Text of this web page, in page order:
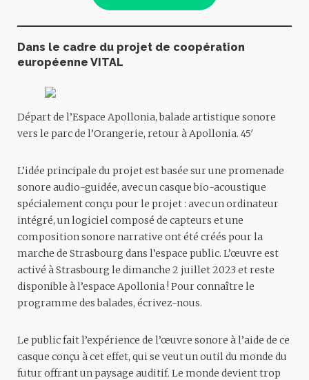
Dans le cadre du projet de coopération
européenne VITAL
Départ de l’Espace Apollonia, balade artistique sonore
vers le parc de l’Orangerie, retour à Apollonia. 45′
L’idée principale du projet est basée sur une promenade
sonore audio-guidée, avec un casque bio-acoustique
spécialement conçu pour le projet : avec un ordinateur
intégré, un logiciel composé de capteurs et une
composition sonore narrative ont été créés pour la
marche de Strasbourg dans l’espace public. L’œuvre est
activé à Strasbourg le dimanche 2 juillet 2023 et reste
disponible à l’espace Apollonia ! Pour connaître le
programme des balades, écrivez-nous.
Le public fait l’expérience de l’œuvre sonore à l’aide de ce
casque conçu à cet effet, qui se veut un outil du monde du
futur offrant un paysage auditif. Le monde devient trop